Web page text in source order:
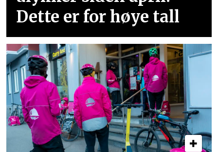
Dette er for høye tall